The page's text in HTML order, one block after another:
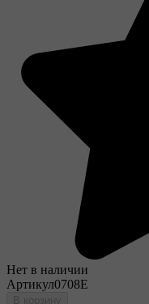
Нет в наличии
Артикул0708E
В корзину